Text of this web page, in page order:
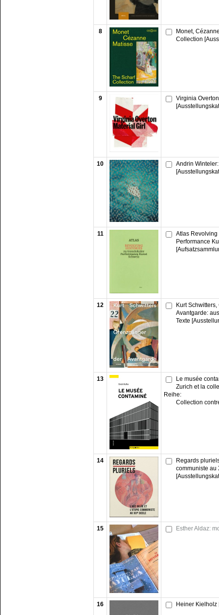
8
Monet,
Collection
9
Virginia
10
Andrin
11
Atlas
Performance
12
Kurt
Avantgarde:
Texte
13
Le musée
Zurich et la
Reihe:
Collection
14
Regards
communiste au
15 Esther Aldaz:
16 Heiner Kielholz